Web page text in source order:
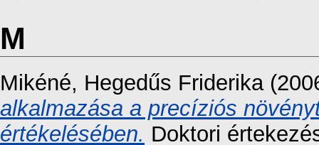
M
Mikéné, Hegedűs Friderika
alkalmazása a precíziós
értékelésében. Doktori